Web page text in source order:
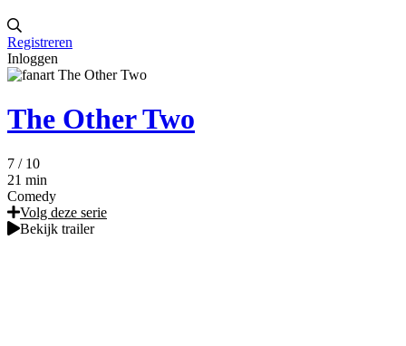
Registreren
Inloggen
The Other Two
7 / 10
21 min
Comedy
Volg deze serie
Bekijk trailer